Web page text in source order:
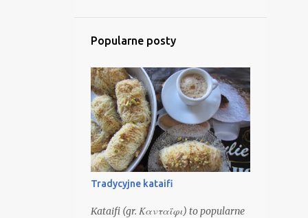
Popularne posty
Tradycyjne kataifi
Kataifi (gr. Κανταΐφι) to popularne